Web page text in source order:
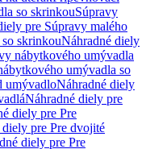
so skrinkouSúpravy
pre Súpravy malého
skrinkouNáhradné diely
nábytkového umývadla
umývadla so
umývadloNáhradné diely
Náhradné diely pre
diely pre Pre
pre Pre dvojité
diely pre Pre